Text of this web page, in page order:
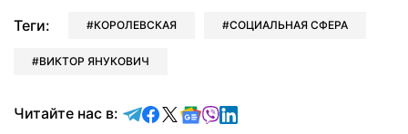
Теги: КОРОЛЕВСКАЯ СОЦИАЛЬНАЯ СФЕРА
ВИКТОР ЯНУКОВИЧ
Читайте нас в: Читайте в Telegram
Читайте в Facebook
Читайте в X
Читайте в Google news
Читайте в Viber
Читайте в LinkedIn